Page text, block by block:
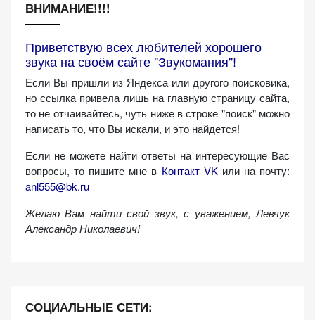
ВНИМАНИЕ!!!!
Приветствую всех любителей хорошего
звука на своём сайте "Звукомания"!
Если Вы пришли из Яндекса или другого поисковика,
но ссылка привела лишь на главную страницу сайта,
то не отчаивайтесь, чуть ниже в строке "поиск" можно
написать то, что Вы искали, и это найдется!
Если не можете найти ответы на интересующие Вас
вопросы, то пишите мне в Контакт VKили на почту:
anl555@bk.ru
Желаю Вам найти свой звук, с уважением, Левчук
Александр Николаевич!
СОЦИАЛЬНЫЕ СЕТИ: